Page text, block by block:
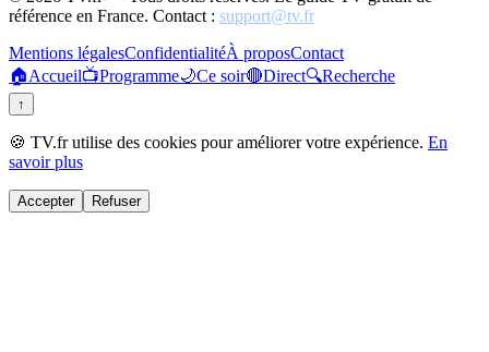
référence en France. Contact : support@tv.fr
Mentions légalesConfidentialitéÀ proposContact
🏠Accueil📺Programme🌙Ce soir🔴Direct🔍Recherche
↑
🍪 TV.fr utilise des cookies pour améliorer votre expérience. En
savoir plus
Accepter Refuser